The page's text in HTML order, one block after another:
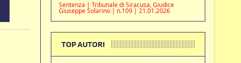
Sentenza | Tribunale di Siracusa, Giudice
Giuseppe Solarino | n.109 | 21.01.2026
TOP AUTORI